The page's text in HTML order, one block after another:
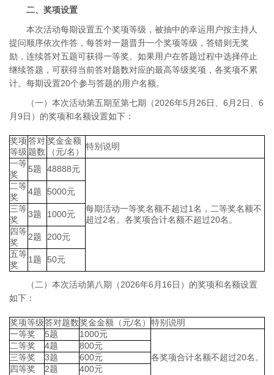
二、奖项设置
本次活动每期设置五个奖项等级，被抽中的幸运用户按主持人
提问顺序依次作答，每答对一题晋升一个奖项等级，答错则无奖
励，连续答对五题可获得一等奖。如果用户在答题过程中选择停止
继续答题，可获得当前答对题数对应的最高等级奖项，各奖项不累
计。每期设置20个参与答题的用户名额。
（一）本次活动第五期至第七期（2026年5月26日、6月2日、6
月9日）的奖项和名额设置如下：
奖项
等级
答对
题数
奖金金额
（元/名）
特别说明
一等
奖
5题 48888元
每期活动一等奖名额不超过1名，二等奖名额不
超过2名。各奖项合计名额不超过20名。
二等
奖
4题
5000元
三等
奖
3题
1000元
四等
奖
2题
200元
五等
奖
1题 50元
（二）本次活动第八期（2026年6月16日）的奖项和名额设置
如下：
奖项等级答对题数奖金金额（元/名） 特别说明
一等奖
5题 1000元
各奖项合计名额不超过20名。
二等奖 4题
800元
三等奖
3题
600元
四等奖
2题
400元